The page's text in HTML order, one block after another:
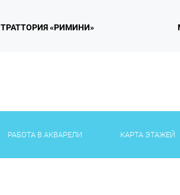
ТРАТТОРИЯ «РИМИНИ»
РАБОТА В АКВАРЕЛИ КАРТА ЭТАЖЕЙ